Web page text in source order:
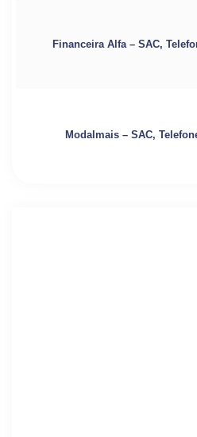
Financeira Alfa – SAC,
Modalmais – SAC,